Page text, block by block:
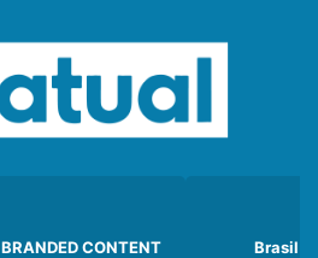
BRANDED CONTENT Brasil